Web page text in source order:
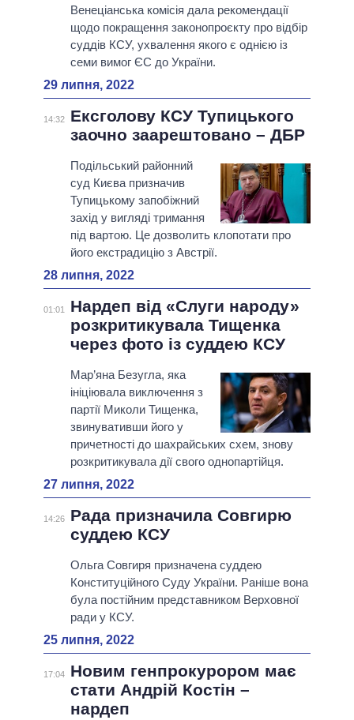
Венеціанська комісія дала рекомендації
щодо покращення законопроєкту про відбір
суддів КСУ, ухвалення якого є однією із
семи вимог ЄС до України.
29 липня, 2022
14:32
Ексголову КСУ Тупицького
заочно заарештовано – ДБР
Подільський районний
суд Києва призначив
Тупицькому запобіжний
захід у вигляді тримання
під вартою. Це дозволить клопотати про
його екстрадицію з Австрії.
28 липня, 2022
01:01
Нардеп від «Слуги народу»
розкритикувала Тищенка
через фото із суддею КСУ
Мар’яна Безугла, яка
ініціювала виключення з
партії Миколи Тищенка,
звинувативши його у
причетності до шахрайських схем, знову
розкритикувала дії свого однопартійця.
27 липня, 2022
14:26
Рада призначила Совгирю
суддею КСУ
Ольга Совгиря призначена суддею
Конституційного Суду України. Раніше вона
була постійним представником Верховної
ради у КСУ.
25 липня, 2022
17:04
Новим генпрокурором має
стати Андрій Костін –
нардеп